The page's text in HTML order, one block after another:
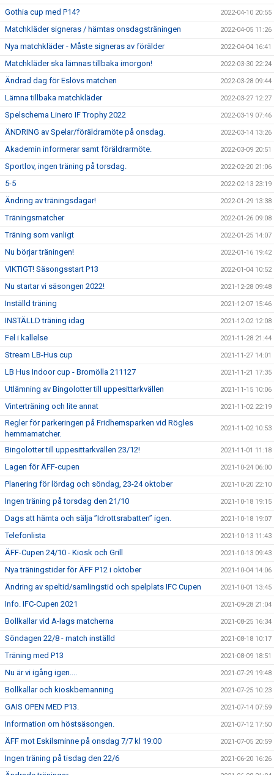
Gothia cup med P14? 2022-04-10 20:55
Matchkläder signeras / hämtas onsdagsträningen 2022-04-05 11:26
Nya matchkläder - Måste signeras av förälder 2022-04-04 16:41
Matchkläder ska lämnas tillbaka imorgon! 2022-03-30 22:24
Ändrad dag för Eslövs matchen 2022-03-28 09:44
Lämna tillbaka matchkläder 2022-03-27 12:27
Spelschema Linero IF Trophy 2022 2022-03-19 07:46
ÄNDRING av Spelar/föräldramöte på onsdag. 2022-03-14 13:26
Akademin informerar samt föräldrarmöte. 2022-03-09 20:51
Sportlov, ingen träning på torsdag. 2022-02-20 21:06
5-5 2022-02-13 23:19
Ändring av träningsdagar! 2022-01-29 13:38
Träningsmatcher 2022-01-26 09:08
Träning som vanligt 2022-01-25 14:07
Nu börjar träningen! 2022-01-16 19:42
VIKTIGT! Säsongsstart P13 2022-01-04 10:52
Nu startar vi säsongen 2022! 2021-12-28 09:48
Inställd träning 2021-12-07 15:46
INSTÄLLD träning idag 2021-12-02 12:08
Fel i kallelse 2021-11-28 21:44
Stream LB-Hus cup 2021-11-27 14:01
LB Hus Indoor cup - Bromölla 211127 2021-11-21 17:35
Utlämning av Bingolotter till uppesittarkvällen 2021-11-15 10:06
Vinterträning och lite annat 2021-11-02 22:19
Regler för parkeringen på Fridhemsparken vid Rögles
hemmamatcher.
2021-11-02 10:53
Bingolotter till uppesittarkvällen 23/12! 2021-11-01 11:18
Lagen för ÄFF-cupen 2021-10-24 06:00
Planering för lördag och söndag, 23-24 oktober 2021-10-20 22:10
Ingen träning på torsdag den 21/10 2021-10-18 19:15
Dags att hämta och sälja ”Idrottsrabatten” igen. 2021-10-18 19:07
Telefonlista 2021-10-13 11:43
ÄFF-Cupen 24/10 - Kiosk och Grill 2021-10-13 09:43
Nya träningstider för ÄFF P12 i oktober 2021-10-04 14:06
Ändring av speltid/samlingstid och spelplats IFC Cupen 2021-10-01 13:45
Info. IFC-Cupen 2021 2021-09-28 21:04
Bollkallar vid A-lags matcherna 2021-08-25 16:34
Söndagen 22/8 - match inställd 2021-08-18 10:17
Träning med P13 2021-08-09 18:51
Nu är vi igång igen.... 2021-07-29 19:48
Bollkallar och kioskbemanning 2021-07-25 10:23
GAIS OPEN MED P13. 2021-07-14 07:59
Information om höstsäsongen. 2021-07-12 17:50
ÄFF mot Eskilsminne på onsdag 7/7 kl 19:00 2021-07-05 20:59
Ingen träning på tisdag den 22/6 2021-06-20 16:26